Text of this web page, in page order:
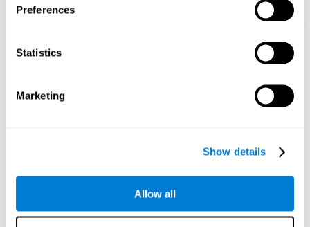
Preferences
Statistics
Marketing
Show details
Allow all
إسقاط رسومي إرشادي للشبكات العصبية بعد 3 أسابيع.
ما يحدث إن لم أدرّب المهارات المعرفية؟
يميل عقلنا إلى توفير الموارد عن طريق إزالة الاتصالات غير المستخدمة.
لم نقم بتدريب تلك الوظيفة المعرفية ، فإننا نصبح أقل فعالية في أنشطتنا
اليومية.